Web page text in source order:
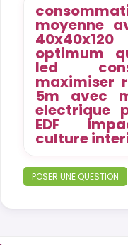
moyenne
optimum
led
maximiser
5m avec
electrique
EDF
culture
POSER UNE QUESTION